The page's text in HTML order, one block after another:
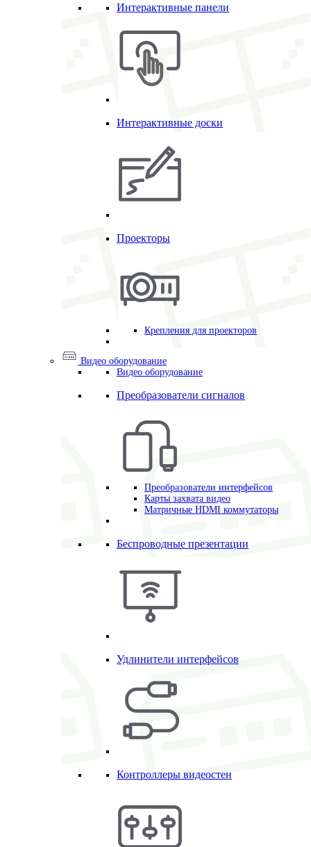
Интерактивные панели
Интерактивные доски
Проекторы
Крепления для проекторов
Видео оборудование
Видео оборудование
Преобразователи сигналов
Преобразователи интерфейсов
Карты захвата видео
Матричные HDMI коммутаторы
Беспроводные презентации
Удлинители интерфейсов
Контроллеры видеостен